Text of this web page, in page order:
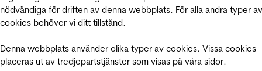
nödvändiga för driften av denna webbplats. För alla andra typer av
cookies behöver vi ditt tillstånd.
Denna webbplats använder olika typer av cookies. Vissa cookies
placeras ut av tredjepartstjänster som visas på våra sidor.